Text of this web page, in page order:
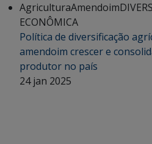
AgriculturaAmendoim
ECONÔMICA
Política de diversificação
amendoim crescer e
produtor no país
24 jan 2025